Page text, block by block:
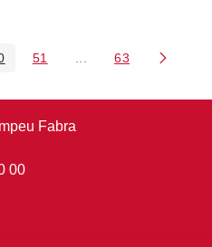
Utilitzeu TAB per navegar.
Pàgina
51 Pàgines intermèdies
Pàgina
63
Fabra
00